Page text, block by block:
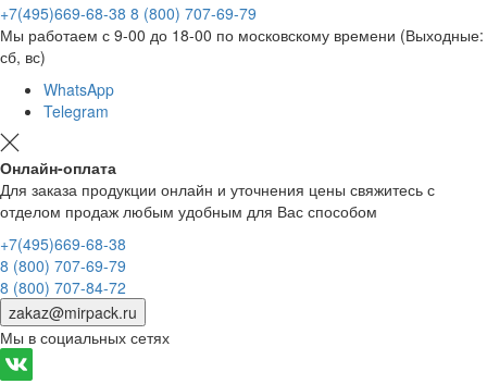
+7(495)669-68-38 8 (800) 707-69-79
Мы работаем с 9-00 до 18-00 по московскому времени (Выходные:
сб, вс)
WhatsApp
Telegram
Онлайн-оплата
Для заказа продукции онлайн и уточнения цены свяжитесь с
отделом продаж любым удобным для Вас способом
+7(495)669-68-38
8 (800) 707-69-79
8 (800) 707-84-72
zakaz@mirpack.ru
Мы в социальных сетях